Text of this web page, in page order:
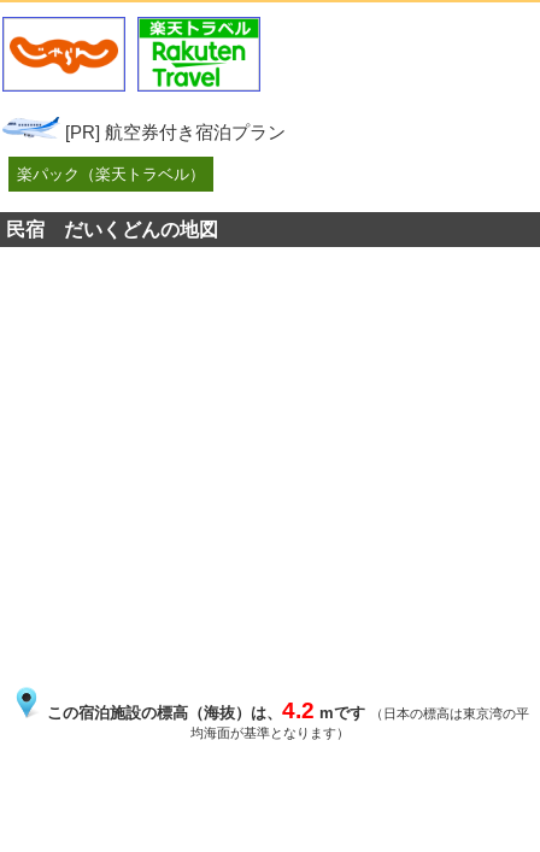
[PR] 航空券付き宿泊プラン
楽パック（楽天トラベル）
民宿 だいくどんの地図
この宿泊施設の標高（海抜）は、 4.2 mです
（日本の標高は東京湾の平
均海面が基準となります）